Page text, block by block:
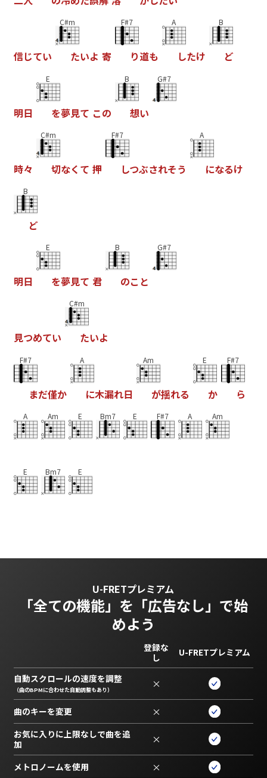
信じてい
C#m
たいよ 寄
F#7
り道も
A
したけ
B
ど
明日
E
を夢見て この
B
想い
G#7
時々
C#m
切なく て 押
F#7
しつぶされそう
A
になるけ
B
ど
明日
E
を夢見て 君
B
のこ と
G#7
見つめてい
C#m
たいよ
F#7
まだ僅か
A
に木漏れ日
Am
が揺れる
E
か
F#7
ら
A Am E Bm7 E F#7 A Am
E Bm7 E
U-FRETプレミアム
「全ての機能」を 「広告なし」で始
めよう
登録な
し
U-FRETプレミアム
自動スクロールの速度を調整
（曲のBPMに合わせた自動調整もあり） ×
曲のキーを変更 ×
お気に入りに上限なしで曲を追
加
×
メトロノームを使用 ×